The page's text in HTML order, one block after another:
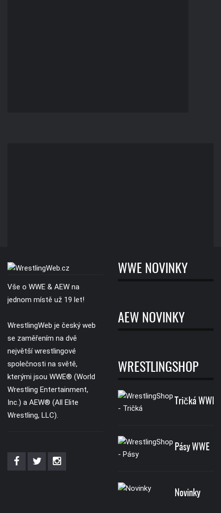
Vše o WWE & AEW na
jednom místě už 19 let!
WrestlingWeb je český web
se zaměřením na dvě
největší wrestlingové
společnosti na světě,
kterými jsou WWE® (World
Wrestling Entertainment,
Inc.) a AEW® (All Elite
Wrestling, LLC).
WWE NOVINKY
AEW NOVINKY
WRESTLINGSHOP
Tričká WWE
Pásy WWE
Novinky